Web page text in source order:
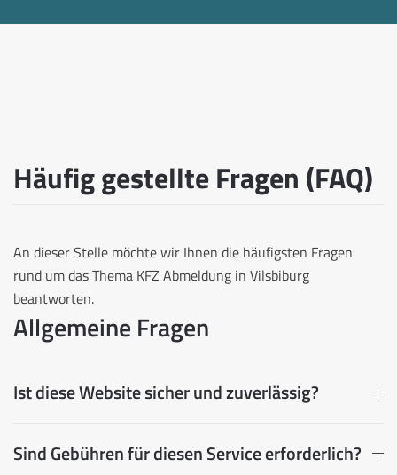
Häufig gestellte Fragen (FAQ)
An dieser Stelle möchte wir Ihnen die häufigsten Fragen
rund um das Thema KFZ Abmeldung in Vilsbiburg
beantworten.
Allgemeine Fragen
Ist diese Website sicher und zuverlässig?
Sind Gebühren für diesen Service erforderlich?